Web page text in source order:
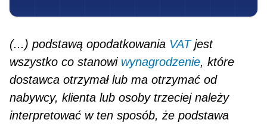
(...) podstawą opodatkowania VATjest
wszystko co stanowi wynagrodzenie, które
dostawca otrzymał lub ma otrzymać od
nabywcy, klienta lub osoby trzeciej należy
interpretować w ten sposób, że podstawa